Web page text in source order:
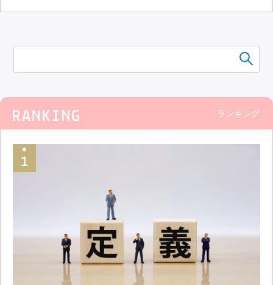
ランキング